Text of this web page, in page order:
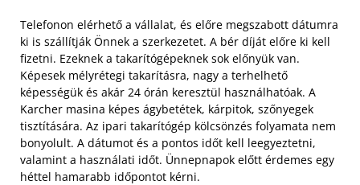
Telefonon elérhető a vállalat, és előre megszabott dátumra
ki is szállítják Önnek a szerkezetet. A bér díját előre ki kell
fizetni. Ezeknek a takarítógépeknek sok előnyük van.
Képesek mélyrétegi takarításra, nagy a terhelhető
képességük és akár 24 órán keresztül használhatóak. A
Karcher masina képes ágybetétek, kárpitok, szőnyegek
tisztítására. Az ipari takarítógép kölcsönzés folyamata nem
bonyolult. A dátumot és a pontos időt kell leegyeztetni,
valamint a használati időt. Ünnepnapok előtt érdemes egy
héttel hamarabb időpontot kérni.